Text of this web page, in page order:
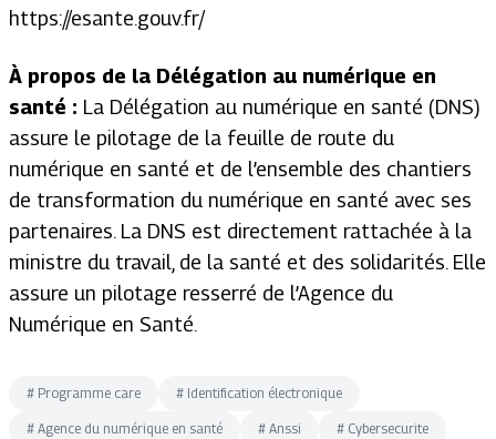
https://esante.gouv.fr/
À propos de la Délégation au numérique en
santé : La Délégation au numérique en santé (DNS)
assure le pilotage de la feuille de route du
numérique en santé et de l’ensemble des chantiers
de transformation du numérique en santé avec ses
partenaires. La DNS est directement rattachée à la
ministre du travail, de la santé et des solidarités. Elle
assure un pilotage resserré de l’Agence du
Numérique en Santé.
# Programme care # Identification électronique
# Agence du numérique en santé # Anssi # Cybersecurite